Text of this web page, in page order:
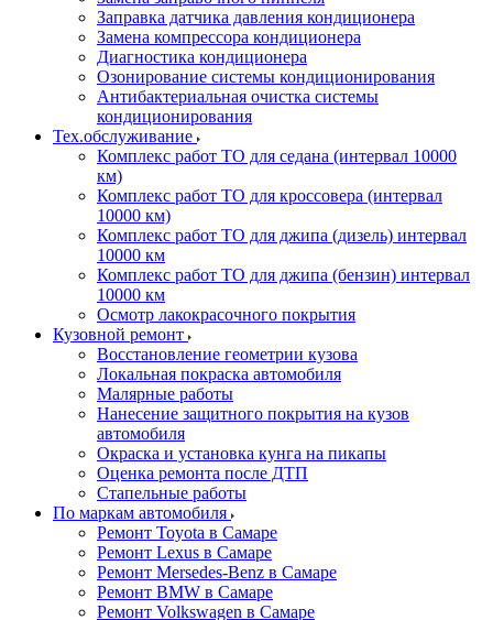
Заправка датчика давления кондиционера
Замена компрессора кондиционера
Диагностика кондиционера
Озонирование системы кондиционирования
Антибактериальная очистка системы
кондиционирования
Тех.обслуживание
Комплекс работ ТО для седана (интервал 10000
км)
Комплекс работ ТО для кроссовера (интервал
10000 км)
Комплекс работ ТО для джипа (дизель) интервал
10000 км
Комплекс работ ТО для джипа (бензин) интервал
10000 км
Осмотр лакокрасочного покрытия
Кузовной ремонт
Восстановление геометрии кузова
Локальная покраска автомобиля
Малярные работы
Нанесение защитного покрытия на кузов
автомобиля
Окраска и установка кунга на пикапы
Оценка ремонта после ДТП
Стапельные работы
По маркам автомобиля
Ремонт Toyota в Самаре
Ремонт Lexus в Самаре
Ремонт Mersedes-Benz в Самаре
Ремонт BMW в Самаре
Ремонт Volkswagen в Самаре